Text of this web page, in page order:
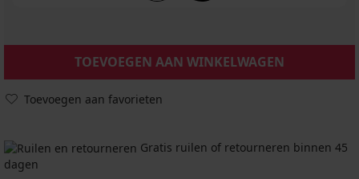
TOEVOEGEN AAN WINKELWAGEN
Toevoegen aan favorieten
Gratis ruilen of retourneren binnen 45
dagen